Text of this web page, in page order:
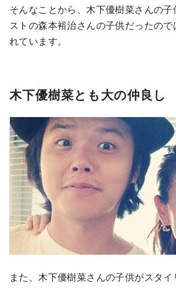
そんなことから、木下優樹菜さんの子
ストの森本裕治さんの子供だったので
れています。
木下優樹菜とも大の仲良し
また、木下優樹菜さんの子供がスタイ